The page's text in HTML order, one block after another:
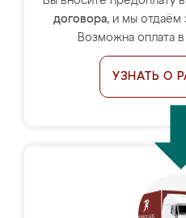
договора, и мы отдаём
Возможна оплата
УЗНАТЬ О